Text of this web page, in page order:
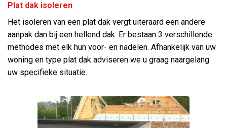
Plat dak isoleren
Het isoleren van een plat dak vergt uiteraard een andere
aanpak dan bij een hellend dak. Er bestaan 3 verschillende
methodes met elk hun voor- en nadelen. Afhankelijk van uw
woning en type plat dak adviseren we u graag naargelang
uw specifieke situatie.